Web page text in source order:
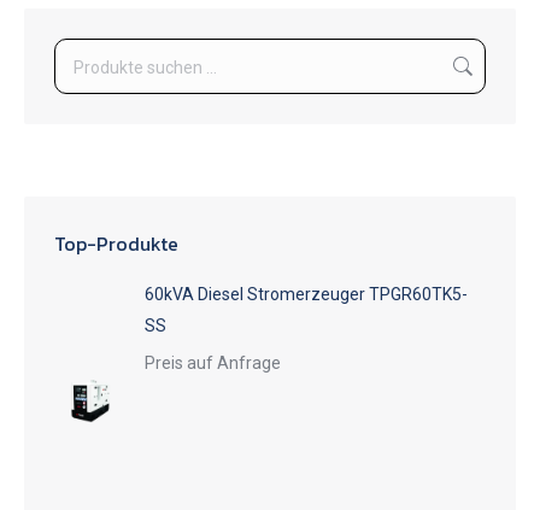
Top-Produkte
60kVA Diesel Stromerzeuger TPGR60TK5-
SS
Preis auf Anfrage